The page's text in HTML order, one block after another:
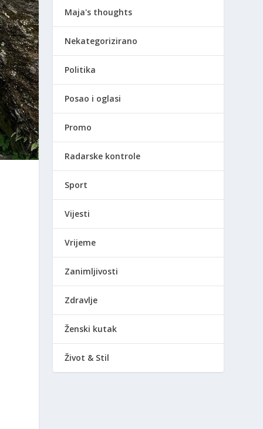
Maja's thoughts
Nekategorizirano
Politika
Posao i oglasi
Promo
Radarske kontrole
Sport
Vijesti
Vrijeme
Zanimljivosti
Zdravlje
Ženski kutak
Život & Stil